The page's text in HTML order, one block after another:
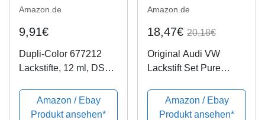
Amazon.de
9,91€
Dupli-Color 677212
Lackstifte, 12 ml, DS
GlanzAmazon / Ebay
Produkt ansehen*
Amazon.de
18,47€ 20,18€
Original Audi VW
Lackstift Set Pure
Amazon / Ebay
Produkt ansehen*